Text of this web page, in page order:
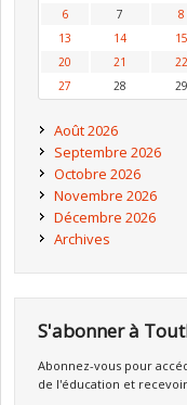
6
7 8
13
14 15
20
21 22
27
28 29
Août 2026
Septembre 2026
Octobre 2026
Novembre 2026
Décembre 2026
Archives
S'abonner à
Abonnez-vous pour
de l'éducation et